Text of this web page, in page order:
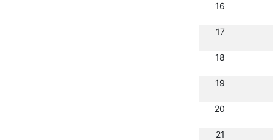
16
17
18
19
20
21